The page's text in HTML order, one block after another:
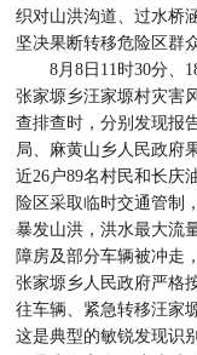
织对山洪沟道、过水桥
坚决果断转移危险区群
8月8日11时30分、
张家塬乡汪家塬村灾害
查排查时，分别发现报
局、麻黄山乡人民政府
近26户89名村民和长庆
险区采取临时交通管制
暴发山洪，洪水最大流
障房及部分车辆被冲走
张家塬乡人民政府严格
往车辆、紧急转移汪家
这是典型的敏锐发现识